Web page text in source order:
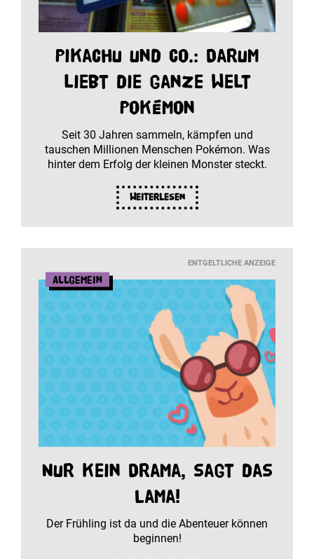
Pikachu und Co.: Darum
liebt die ganze Welt
Pokémon
Seit 30 Jahren sammeln, kämpfen und
tauschen Millionen Menschen Pokémon. Was
hinter dem Erfolg der kleinen Monster steckt.
Weiterlesen
ENTGELTLICHE ANZEIGE
Allgemein
Nur kein Drama, sagt das
Lama!
Der Frühling ist da und die Abenteuer können
beginnen!